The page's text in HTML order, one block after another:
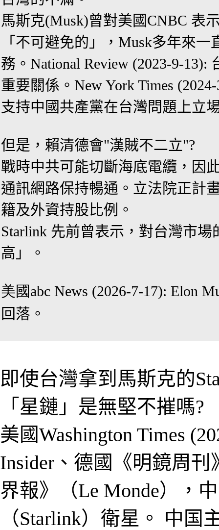
馬斯克(Musk)曾對美國CNBC 表
「不可避免的」
， Musk多年來一
務 。 National Review (2023-9-13):
重要關係 。 New York Times
支持中國共產黨在台灣問題上立
但是 ，賴清德會"漢賊不二立"?
戰時中共可能切斷海底電纜 ，因
通訊網路保持暢通 。 立法院正計
籍及外資持股比例 。
Starlink 先前曾表示，對台灣市
高」。
美國abc News (2026-7-17): Elon
回落。
即使台灣拿到 馬斯克的
「星鏈」是無堅不摧嗎?
美國Washington Times
Insider、德國《明鏡周刊
界報》（Le Monde）
，
（Starlink）衛星。 中 国